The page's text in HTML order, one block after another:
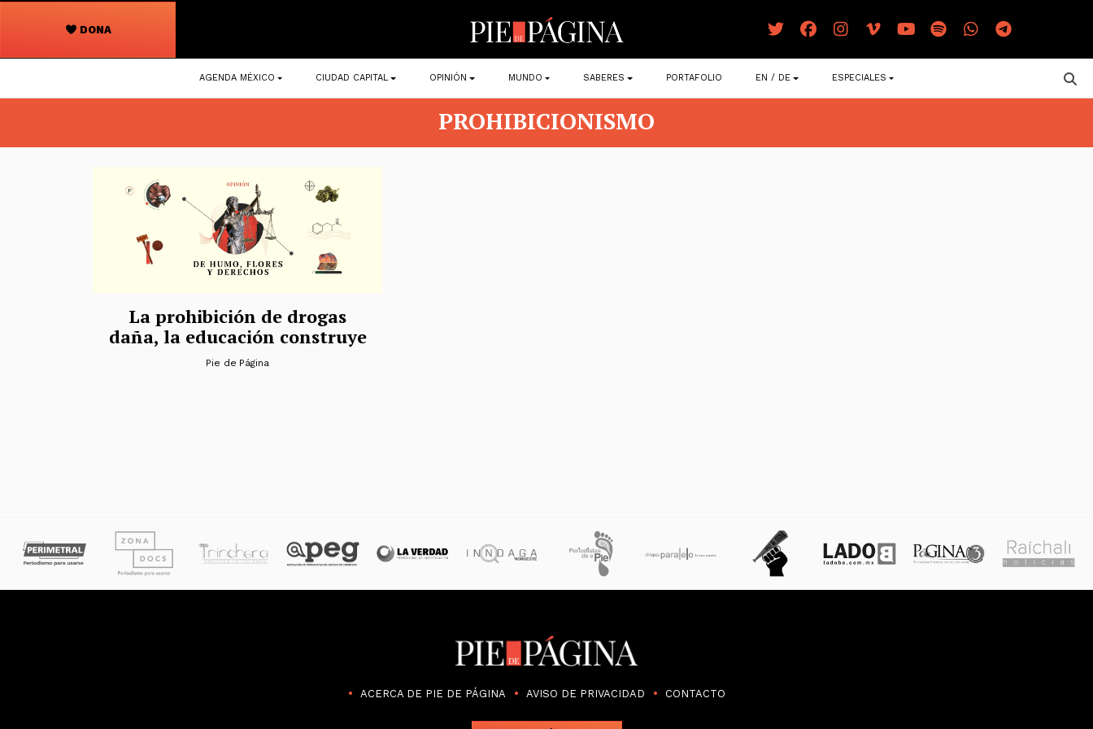
DONA
Navegación
principal
AGENDA MÉXICO CIUDAD CAPITAL OPINIÓN MUNDO SABERES PORTAFOLIO EN / DE ESPECIALES
PROHIBICIONISMO
La prohibición de drogas
daña, la educación construye
Pie de Página
ACERCA DE PIE DE PÁGINA AVISO DE PRIVACIDAD CONTACTO